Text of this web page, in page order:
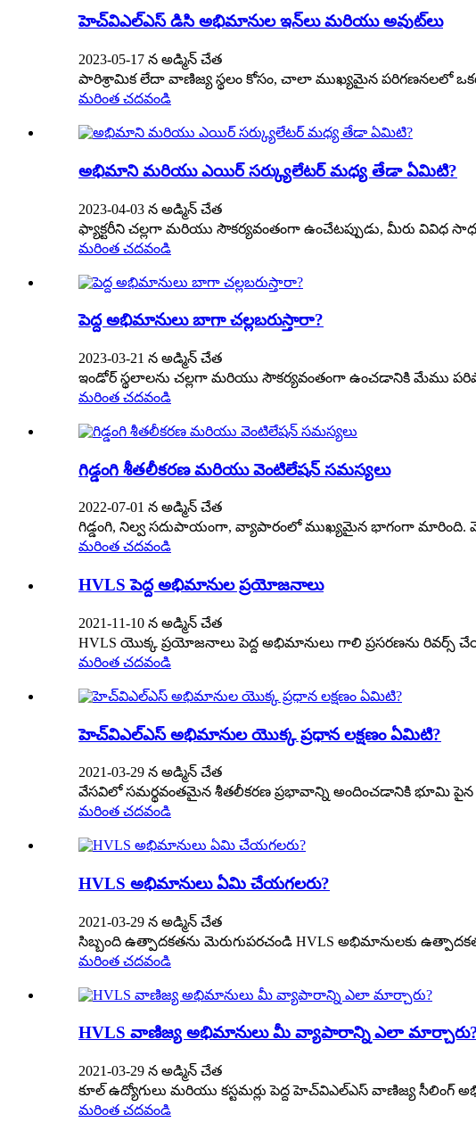
హెచ్‌విఎల్‌ఎస్ డిసి అభిమానుల ఇన్‌లు మరియు అవుట్‌లు
2023-05-17 న అడ్మిన్ చేత
పారిశ్రామిక లేదా వాణిజ్య స్థలం కోసం, చాలా ముఖ్యమైన పరిగణనలలో ఒకటి
మరింత చదవండి
అభిమాని మరియు ఎయిర్ సర్క్యులేటర్ మధ్య తేడా ఏమిటి?
2023-04-03 న అడ్మిన్ చేత
ఫ్యాక్టరీని చల్లగా మరియు సౌకర్యవంతంగా ఉంచేటప్పుడు, మీరు వివిధ
మరింత చదవండి
పెద్ద అభిమానులు బాగా చల్లబరుస్తారా?
2023-03-21 న అడ్మిన్ చేత
ఇండోర్ స్థలాలను చల్లగా మరియు సౌకర్యవంతంగా ఉంచడానికి మేము
మరింత చదవండి
గిడ్డంగి శీతలీకరణ మరియు వెంటిలేషన్ సమస్యలు
2022-07-01 న అడ్మిన్ చేత
గిడ్డంగి, నిల్వ సదుపాయంగా, వ్యాపారంలో ముఖ్యమైన భాగంగా మారింది.
మరింత చదవండి
HVLS పెద్ద అభిమానుల ప్రయోజనాలు
2021-11-10 న అడ్మిన్ చేత
HVLS యొక్క ప్రయోజనాలు పెద్ద అభిమానులు గాలి ప్రసరణను రివర్స్
మరింత చదవండి
హెచ్‌విఎల్‌ఎస్ అభిమానుల యొక్క ప్రధాన లక్షణం ఏమిటి?
2021-03-29 న అడ్మిన్ చేత
వేసవిలో సమర్థవంతమైన శీతలీకరణ ప్రభావాన్ని అందించడానికి భూమి పైన
మరింత చదవండి
HVLS అభిమానులు ఏమి చేయగలరు?
2021-03-29 న అడ్మిన్ చేత
సిబ్బంది ఉత్పాదకతను మెరుగుపరచండి HVLS అభిమానులకు
మరింత చదవండి
HVLS వాణిజ్య అభిమానులు మీ వ్యాపారాన్ని ఎలా
2021-03-29 న అడ్మిన్ చేత
కూల్ ఉద్యోగులు మరియు కస్టమర్లు పెద్ద హెచ్‌విఎల్‌ఎస్ వాణిజ్య సీలింగ్
మరింత చదవండి